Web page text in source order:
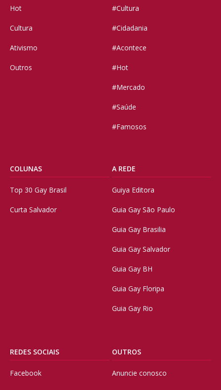
Hot
Cultura
Ativismo
Outros
#Cultura
#Cidadania
#Acontece
#Hot
#Mercado
#Saúde
#Famosos
COLUNAS
Top 30 Gay Brasil
Curta Salvador
A REDE
Guiya Editora
Guia Gay São Paulo
Guia Gay Brasilia
Guia Gay Salvador
Guia Gay BH
Guia Gay Floripa
Guia Gay Rio
REDES SOCIAIS
Facebook
OUTROS
Anuncie conosco